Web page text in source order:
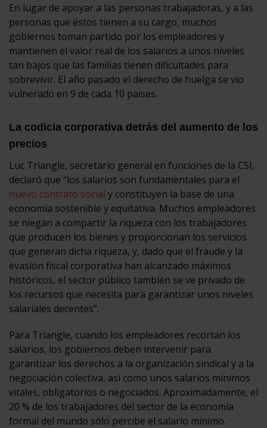
En lugar de apoyar a las personas trabajadoras, y a las
personas que éstos tienen a su cargo, muchos
gobiernos toman partido por los empleadores y
mantienen el valor real de los salarios a unos niveles
tan bajos que las familias tienen dificultades para
sobrevivir. El año pasado el derecho de huelga se vio
vulnerado en 9 de cada 10 países.
La codicia corporativa detrás del aumento de los
precios
Luc Triangle, secretario general en funciones de la CSI,
declaró que “los salarios son fundamentales para el
nuevo contrato social y constituyen la base de una
economía sostenible y equitativa. Muchos empleadores
se niegan a compartir la riqueza con los trabajadores
que producen los bienes y proporcionan los servicios
que generan dicha riqueza, y, dado que el fraude y la
evasión fiscal corporativa han alcanzado máximos
históricos, el sector público también se ve privado de
los recursos que necesita para garantizar unos niveles
salariales decentes”.
Para Triangle, cuando los empleadores recortan los
salarios, los gobiernos deben intervenir para
garantizar los derechos a la organización sindical y a la
negociación colectiva, así como unos salarios mínimos
vitales, obligatorios o negociados. Aproximadamente, el
20 % de los trabajadores del sector de la economía
formal del mundo sólo percibe el salario mínimo.